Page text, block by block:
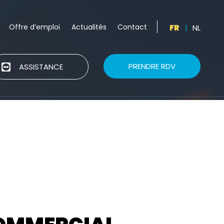
Offre d’emploi Actualités Contact FR | NL
ASSISTANCE PRENDRE RDV